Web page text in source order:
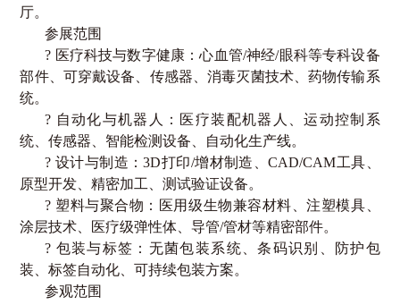
厅。
参展范围
? 医疗科技与数字健康：心血管/神经/眼科等专科设备
部件、可穿戴设备、传感器、消毒灭菌技术、药物传输系
统。
? 自动化与机器人：医疗装配机器人、运动控制系
统、传感器、智能检测设备、自动化生产线。
? 设计与制造：3D打印/增材制造、CAD/CAM工具、
原型开发、精密加工、测试验证设备。
? 塑料与聚合物：医用级生物兼容材料、注塑模具、
涂层技术、医疗级弹性体、导管/管材等精密部件。
? 包装与标签：无菌包装系统、条码识别、防护包
装、标签自动化、可持续包装方案。
参观范围